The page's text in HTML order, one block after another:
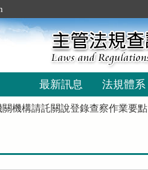
最新訊息 法規體系
機構請託關說登錄查察作業要點